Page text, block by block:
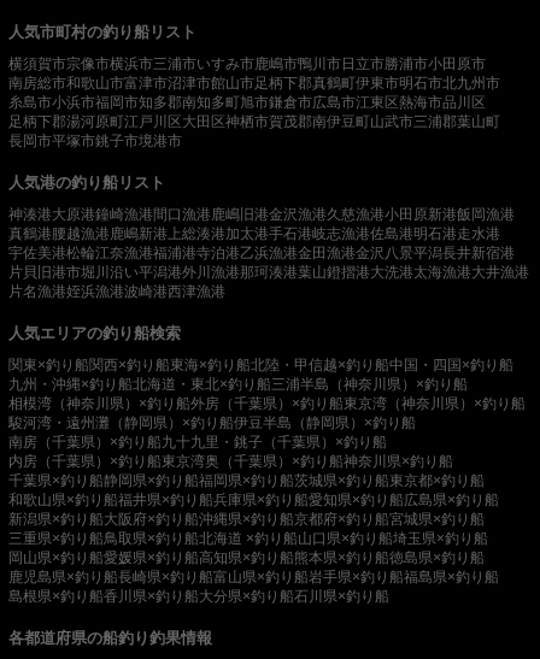
人気市町村の釣り船リスト
横須賀市宗像市横浜市三浦市いすみ市鹿嶋市鴨川市日立市勝浦市小田原市
南房総市和歌山市富津市沼津市館山市足柄下郡真鶴町伊東市明石市北九州市
糸島市小浜市福岡市知多郡南知多町旭市鎌倉市広島市江東区熱海市品川区
足柄下郡湯河原町江戸川区大田区神栖市賀茂郡南伊豆町山武市三浦郡葉山町
長岡市平塚市銚子市境港市
人気港の釣り船リスト
神湊港大原港鐘崎漁港間口漁港 鹿嶋旧港金沢漁港久慈漁港小田原新港飯岡漁港
真鶴港腰越漁港 鹿嶋新港 上総湊港加太港手石港岐志漁港佐島港明石港走水港
宇佐美港松輪江奈漁港福浦港寺泊港乙浜漁港金田漁港金沢八景平潟長井新宿港
片貝旧港市堀川沿い平潟港外川漁港那珂湊港葉山鐙摺港大洗港太海漁港大井漁港
片名漁港姪浜漁港波崎港西津漁港
人気エリアの釣り船検索
関東×釣り船関西×釣り船東海×釣り船北陸・甲信越×釣り船中国・四国×釣り船
九州・沖縄×釣り船北海道・東北×釣り船三浦半島（神奈川県）×釣り船
相模湾（神奈川県）×釣り船外房（千葉県）×釣り船東京湾（神奈川県）×釣り船
駿河湾・遠州灘（静岡県）×釣り船伊豆半島（静岡県）×釣り船
南房（千葉県）×釣り船九十九里・銚子（千葉県）×釣り船
内房（千葉県）×釣り船東京湾奥（千葉県）×釣り船神奈川県×釣り船
千葉県×釣り船静岡県×釣り船福岡県×釣り船茨城県×釣り船東京都×釣り船
和歌山県×釣り船福井県×釣り船兵庫県×釣り船愛知県×釣り船広島県×釣り船
新潟県×釣り船大阪府×釣り船沖縄県×釣り船京都府×釣り船宮城県×釣り船
三重県×釣り船鳥取県×釣り船北海道 ×釣り船山口県×釣り船埼玉県×釣り船
岡山県×釣り船愛媛県×釣り船高知県×釣り船熊本県×釣り船徳島県×釣り船
鹿児島県×釣り船長崎県×釣り船富山県×釣り船岩手県×釣り船福島県×釣り船
島根県×釣り船香川県×釣り船大分県×釣り船石川県×釣り船
各都道府県の船釣り釣果情報